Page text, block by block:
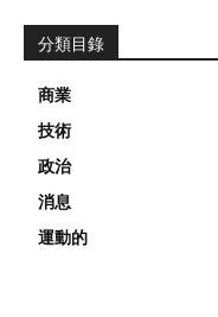
分類目錄
商業
技術
政治
消息
運動的